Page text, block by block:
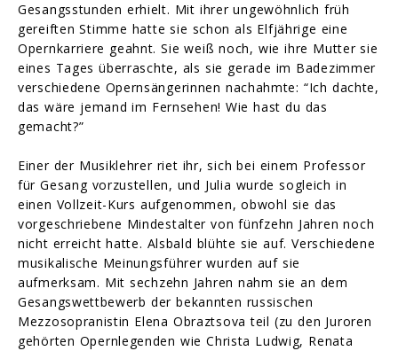
Gesangsstunden erhielt. Mit ihrer ungewöhnlich früh
gereiften Stimme hatte sie schon als Elfjährige eine
Opernkarriere geahnt. Sie weiß noch, wie ihre Mutter sie
eines Tages überraschte, als sie gerade im Badezimmer
verschiedene Opernsängerinnen nachahmte: “Ich dachte,
das wäre jemand im Fernsehen! Wie hast du das
gemacht?”
Einer der Musiklehrer riet ihr, sich bei einem Professor
für Gesang vorzustellen, und Julia wurde sogleich in
einen Vollzeit-Kurs aufgenommen, obwohl sie das
vorgeschriebene Mindestalter von fünfzehn Jahren noch
nicht erreicht hatte. Alsbald blühte sie auf. Verschiedene
musikalische Meinungsführer wurden auf sie
aufmerksam. Mit sechzehn Jahren nahm sie an dem
Gesangswettbewerb der bekannten russischen
Mezzosopranistin Elena Obraztsova teil (zu den Juroren
gehörten Opernlegenden wie Christa Ludwig, Renata